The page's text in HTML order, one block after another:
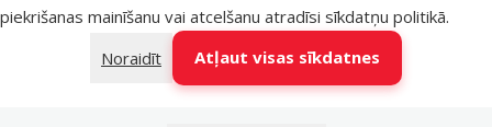
piekrišanas mainīšanu vai atcelšanu atradīsi sīkdatņu politikā.
Noraidīt
Atļaut visas sīkdatnes